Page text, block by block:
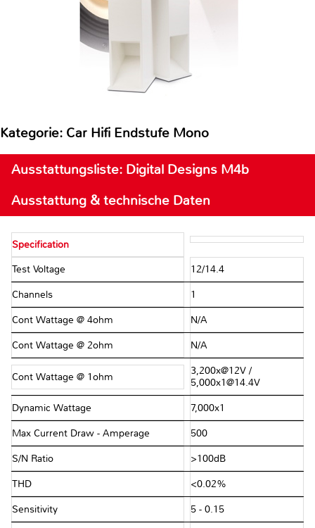
Kategorie: Car Hifi Endstufe Mono
Ausstattungsliste: Digital Designs M4b
Ausstattung & technische Daten
Specification
Test Voltage 12/14.4
Channels 1
Cont Wattage @ 4ohm N/A
Cont Wattage @ 2ohm N/A
Cont Wattage @ 1ohm
3,200x@12V /
5,000x1@14.4V
Dynamic Wattage 7,000x1
Max Current Draw - Amperage 500
S/N Ratio >100dB
THD <0.02%
Sensitivity 5 - 0.15